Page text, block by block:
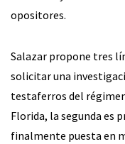
opositores.
Salazar propone tres
solicitar una
testaferros del
Florida, la segunda es
finalmente puesta en